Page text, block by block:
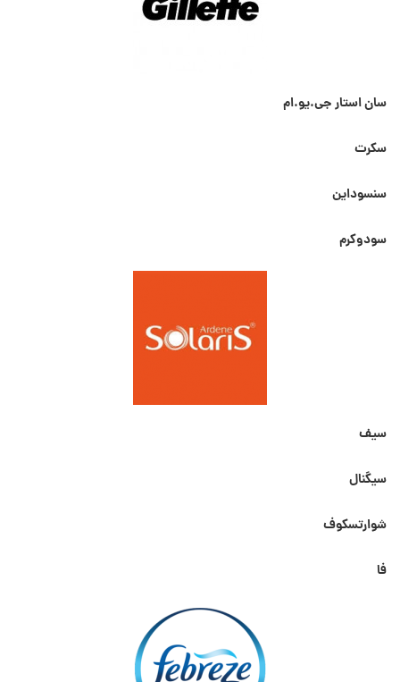
سان استار جی.یو.ام
سکرت
سنسوداین
سودوکرم
سیف
سیگنال
شوارتسکوف
فا